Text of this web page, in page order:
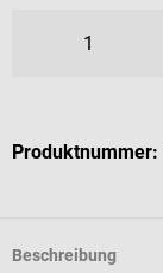
Produktnummer:
Beschreibung